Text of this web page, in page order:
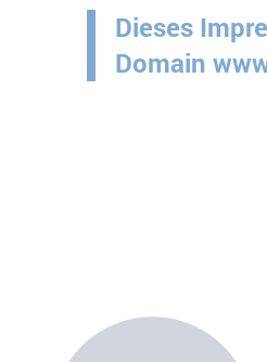
Dieses
Domain